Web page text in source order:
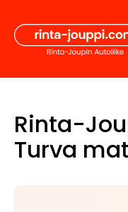
sisältöön
Rinta-
Turva